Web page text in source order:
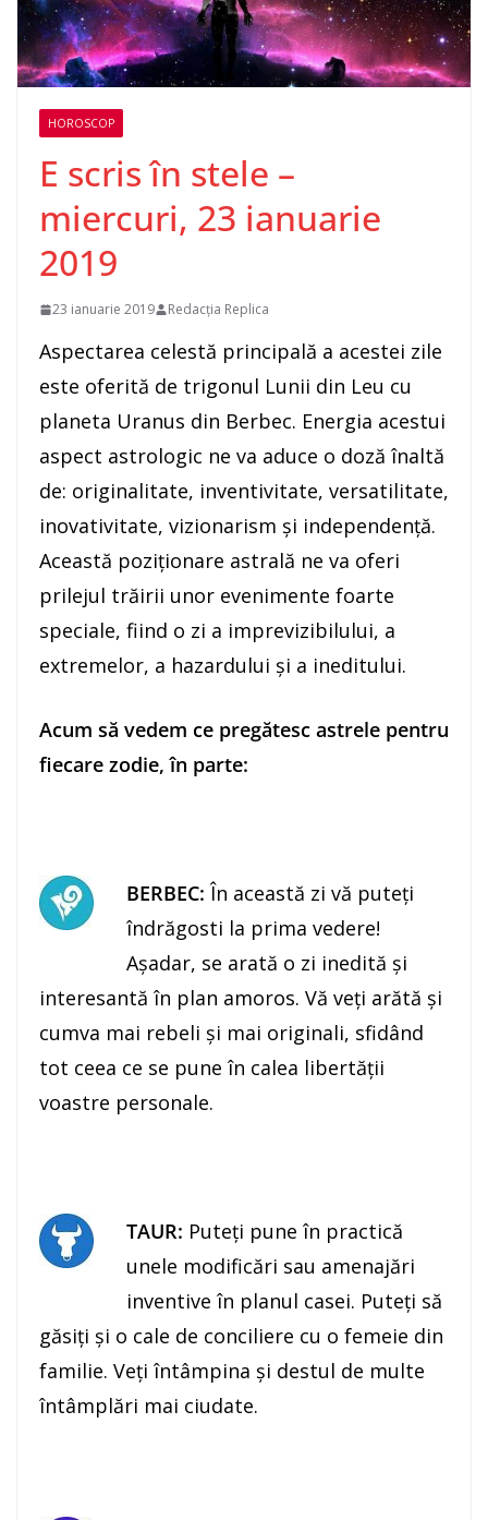
HOROSCOP
E scris în stele –
miercuri, 23 ianuarie
2019
23 ianuarie 2019 Redacția Replica
Aspectarea celestă principală a acestei zile
este oferită de trigonul Lunii din Leu cu
planeta Uranus din Berbec. Energia acestui
aspect astrologic ne va aduce o doză înaltă
de: originalitate, inventivitate, versatilitate,
inovativitate, vizionarism şi independenţă.
Această poziţionare astrală ne va oferi
prilejul trăirii unor evenimente foarte
speciale, fiind o zi a imprevizibilului, a
extremelor, a hazardului şi a ineditului.
Acum să vedem ce pregătesc astrele pentru
fiecare zodie, în parte:
BERBEC: În această zi vă puteţi
îndrăgosti la prima vedere!
Aşadar, se arată o zi inedită şi
interesantă în plan amoros. Vă veţi arătă şi
cumva mai rebeli şi mai originali, sfidând
tot ceea ce se pune în calea libertăţii
voastre personale.
TAUR: Puteţi pune în practică
unele modificări sau amenajări
inventive în planul casei. Puteţi să
găsiţi şi o cale de conciliere cu o femeie din
familie. Veţi întâmpina şi destul de multe
întâmplări mai ciudate.